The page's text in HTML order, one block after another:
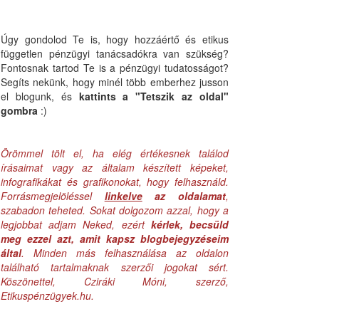
Úgy gondolod Te is, hogy hozzáértő és etikus
független pénzügyi tanácsadókra van szükség?
Fontosnak tartod Te is a pénzügyi tudatosságot?
Segíts nekünk, hogy minél több emberhez jusson
el blogunk, és kattints a "Tetszik az oldal"
gombra :)
Örömmel tölt el, ha elég értékesnek találod
írásaimat vagy az általam készített képeket,
infografikákat és grafikonokat, hogy felhasználd.
Forrásmegjelöléssel linkelveaz oldalamat,
szabadon teheted. Sokat dolgozom azzal, hogy a
legjobbat adjam Neked, ezért kérlek, becsüld
meg ezzel azt, amit kapsz blogbejegyzéseim
által. Minden más felhasználása az oldalon
található tartalmaknak szerzői jogokat sért.
Köszönettel, Cziráki Móni, szerző,
Etikuspénzügyek.hu.